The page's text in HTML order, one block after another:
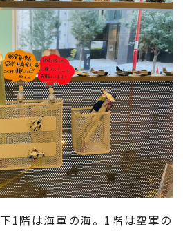
1階は海軍の海。1階は空軍の